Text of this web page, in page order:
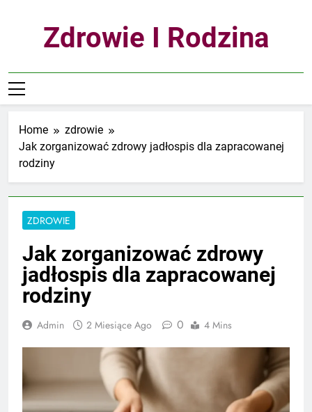
Zdrowie I Rodzina
Home
zdrowie
Jak zorganizować zdrowy jadłospis dla zapracowanej
rodziny
ZDROWIE
Jak zorganizować zdrowy
jadłospis dla zapracowanej
rodziny
Admin 2 Miesiące Ago 0 4 Mins